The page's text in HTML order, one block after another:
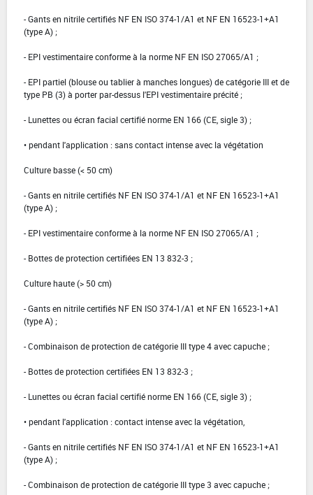
- Gants en nitrile certifiés NF EN ISO 374-1/A1 et NF EN 16523-1+A1
(type A) ;
- EPI vestimentaire conforme à la norme NF EN ISO 27065/A1 ;
- EPI partiel (blouse ou tablier à manches longues) de catégorie III et de
type PB (3) à porter par-dessus l'EPI vestimentaire précité ;
- Lunettes ou écran facial certifié norme EN 166 (CE, sigle 3) ;
• pendant l'application : sans contact intense avec la végétation
Culture basse (< 50 cm)
- Gants en nitrile certifiés NF EN ISO 374-1/A1 et NF EN 16523-1+A1
(type A) ;
- EPI vestimentaire conforme à la norme NF EN ISO 27065/A1 ;
- Bottes de protection certifiées EN 13 832-3 ;
Culture haute (> 50 cm)
- Gants en nitrile certifiés NF EN ISO 374-1/A1 et NF EN 16523-1+A1
(type A) ;
- Combinaison de protection de catégorie III type 4 avec capuche ;
- Bottes de protection certifiées EN 13 832-3 ;
- Lunettes ou écran facial certifié norme EN 166 (CE, sigle 3) ;
• pendant l'application : contact intense avec la végétation,
- Gants en nitrile certifiés NF EN ISO 374-1/A1 et NF EN 16523-1+A1
(type A) ;
- Combinaison de protection de catégorie III type 3 avec capuche ;